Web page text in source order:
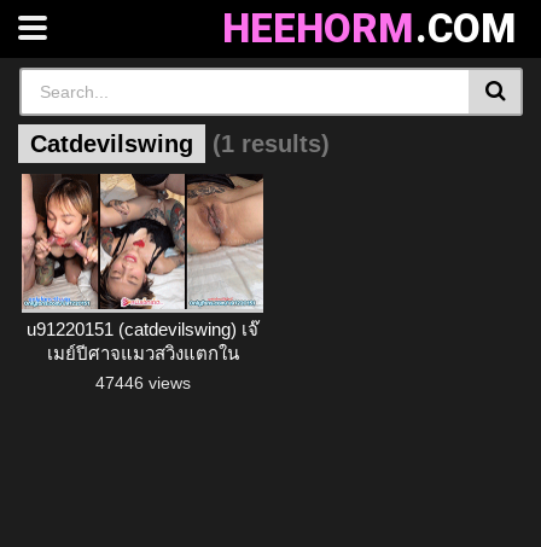
HEEHORM.COM
Catdevilswing (1 results)
u91220151 (catdevilswing) เจ๊
เมย์ปีศาจแมวสวิงแตกใน
Onlyfans
47446 views